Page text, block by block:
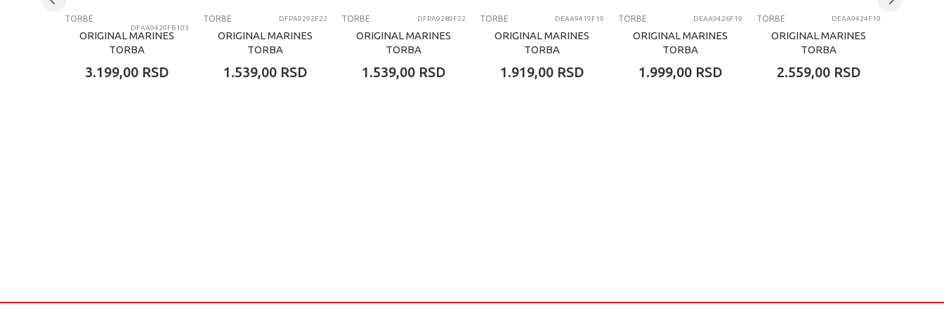
TORBE
DFAA9420FB103
ORIGINAL MARINES
TORBA
3.199,00 RSD
TORBE DFPA9292F22
ORIGINAL MARINES
TORBA
1.539,00 RSD
TORBE DFPA9289F22
ORIGINAL MARINES
TORBA
1.539,00 RSD
TORBE DEAA9419F19
ORIGINAL MARINES
TORBA
1.919,00 RSD
TORBE DEAA9426F19
ORIGINAL MARINES
TORBA
1.999,00 RSD
TORBE DEAA9424F19
ORIGINAL MARINES
TORBA
2.559,00 RSD